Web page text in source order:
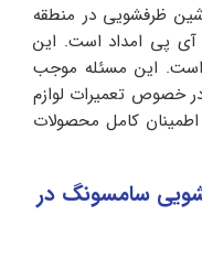
ظرفشویی در منطقه
پی امداد است. این
50 سال سابقه است. این مسئله موجب
خصوص تعمیرات لوازم
کامل محصولات
سامسونگ در